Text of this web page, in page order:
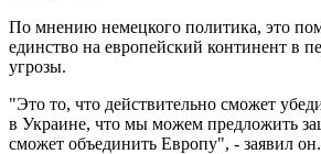
По мнению немецкого политика, это
единство на европейский континент в
угрозы.
"Это то, что действительно сможет
в Украине, что мы можем предложить
сможет объединить Европу", - заявил он.